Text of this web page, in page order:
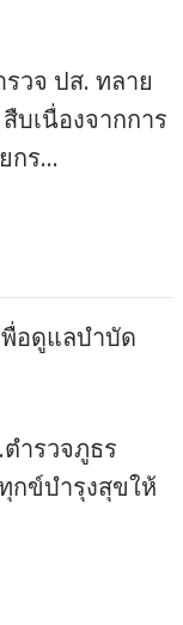
รวจ ปส. ทลาย
บเนื่องจากการ
กร…
อดูแลบำบัด
ตำรวจภูธร
กข์บำรุงสุขให้